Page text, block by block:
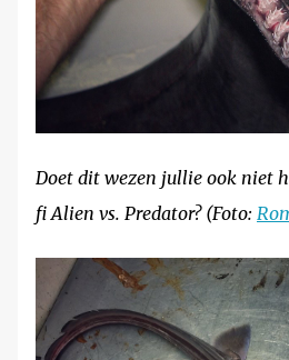
Doet dit wezen jullie ook niet
fi Alien vs. Predator? (Foto: